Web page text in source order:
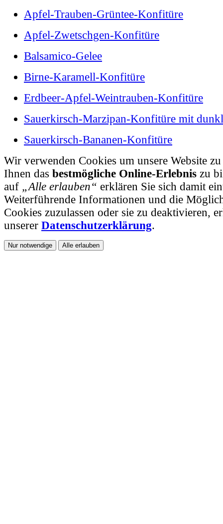
Apfel-Trauben-Grüntee-Konfitüre
Apfel-Zwetschgen-Konfitüre
Balsamico-Gelee
Birne-Karamell-Konfitüre
Erdbeer-Apfel-Weintrauben-Konfitüre
Sauerkirsch-Marzipan-Konfitüre mit
Sauerkirsch-Bananen-Konfitüre
Wir verwenden Cookies um unsere Website
Ihnen das bestmögliche Online-Erlebnis zu
auf „Alle erlauben“ erklären Sie sich damit
Weiterführende Informationen und die
Cookies zuzulassen oder sie zu deaktivieren,
unserer Datenschutzerklärung.
Nur notwendige Alle erlauben